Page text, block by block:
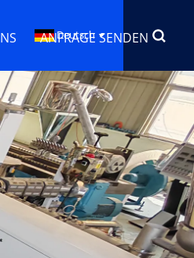
ANFRAGE SENDEN
Deutsch